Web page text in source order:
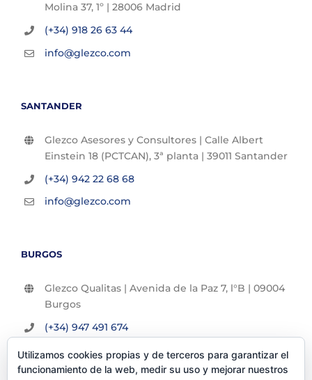
Molina 37, 1º | 28006 Madrid
(+34) 918 26 63 44
info@glezco.com
SANTANDER
Glezco Asesores y Consultores | Calle Albert
Einstein 18 (PCTCAN), 3ª planta | 39011 Santander
(+34) 942 22 68 68
info@glezco.com
BURGOS
Glezco Qualitas | Avenida de la Paz 7, l°B | 09004
Burgos
(+34) 947 491 674
info@glezco.com
Utilizamos cookies propias y de terceros para garantizar el
funcionamiento de la web, medir su uso y mejorar nuestros